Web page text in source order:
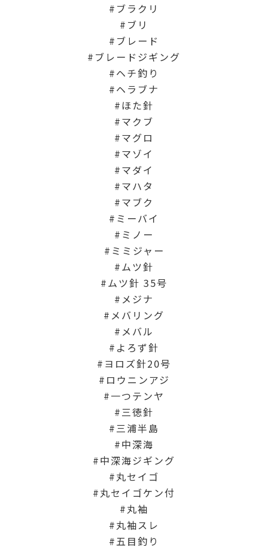
ブラクリ
ブリ
ブレード
ブレードジギング
ヘチ釣り
ヘラブナ
ほた針
マクブ
マグロ
マゾイ
マダイ
マハタ
マブク
ミーバイ
ミノー
ミミジャー
ムツ針
ムツ針 35号
メジナ
メバリング
メバル
よろず針
ヨロズ針20号
ロウニンアジ
一つテンヤ
三徳針
三浦半島
中深海
中深海ジギング
丸セイゴ
丸セイゴケン付
丸袖
丸袖スレ
五目釣り